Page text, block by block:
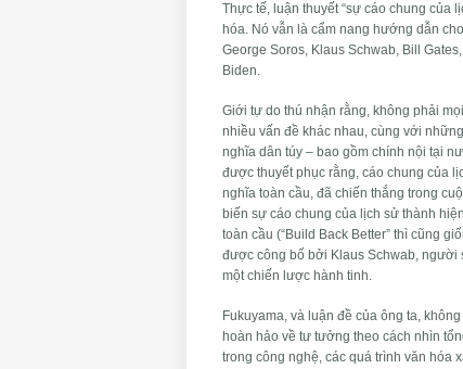
Thực tế, luận thuyết “sự cáo chung của
hóa. Nó vẫn là cẩm nang hướng dẫn
George Soros, Klaus Schwab, Bill
Biden.
Giới tự do thú nhận rằng, không phải
nhiều vấn đề khác nhau, cùng với
nghĩa dân túy – bao gồm chính nội tại
được thuyết phục rằng, cáo chung của
nghĩa toàn cầu, đã chiến thắng trong
biến sự cáo chung của lịch sử thành
toàn cầu (“Build Back Better” thì cũng
được công bố bởi Klaus Schwab, người
một chiến lược hành tinh.
Fukuyama, và luận đề của ông ta,
hoàn hảo về tư tưởng theo cách nhìn
trong công nghệ, các quá trình văn hóa